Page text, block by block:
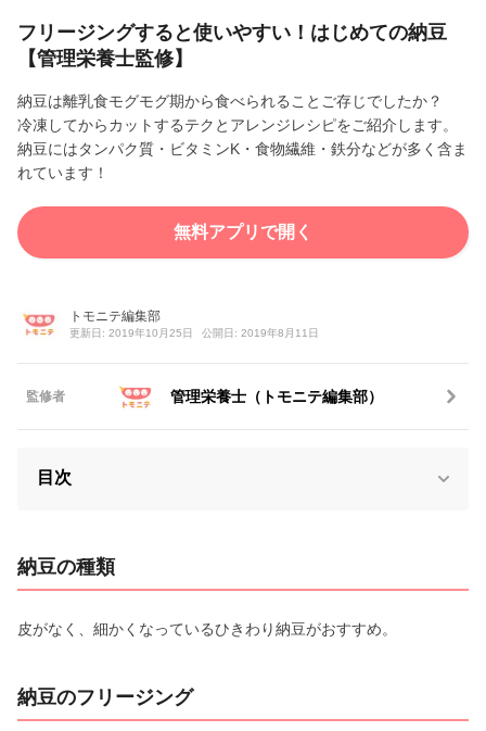
i
e
o
フリージングすると使いやすい！はじめての納豆
【管理栄養士監修】
納豆は離乳食モグモグ期から食べられることご存じでしたか？
冷凍してからカットするテクとアレンジレシピをご紹介します。
納豆にはタンパク質・ビタミンK・食物繊維・鉄分などが多く含ま
れています！
無料アプリで開く
トモニテ編集部
更新日: 2019年10月25日 公開日: 2019年8月11日
監修者 管理栄養士（トモニテ編集部）
目次
納豆の種類
皮がなく、細かくなっているひきわり納豆がおすすめ。
納豆のフリージング